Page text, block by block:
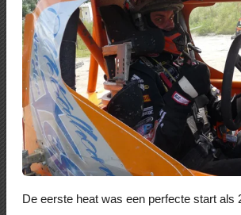
De eerste heat was een perfecte start als